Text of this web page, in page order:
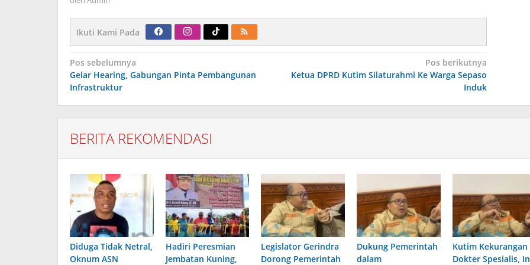
Ikuti Kami Pada
Navigasi
pos
Pos sebelumnya
Gelar Hearing, Gabungan Pinta Pembangunan
Infrastruktur
Pos berikutnya
Ketua DPRD Kutim Silaturahmi Ke Warga Sepaso
Induk
BERITA REKOMENDASI
Diduga Tidak Netral,
Oknum ASN
Hadiri Peresmian
Jembatan Kuning,
Legislator Gerindra
Dorong Pemerintah
Dukung Pemerintah
dalam
Kutim Kekurangan
Dokter Spesialis,